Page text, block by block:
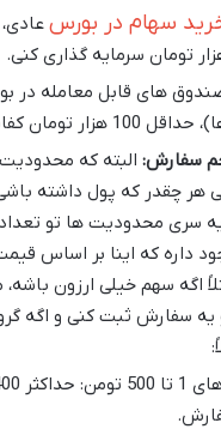
سهام در بورس
های قابل معامله در
سفارش: البته که
هر چقدر که پول داشته
یه سری محدودیت ها تو
داره که اینا بر اساس
اگه سهم خیلی ارزون باشه،
یه سفارش ثبت کنی و اگه